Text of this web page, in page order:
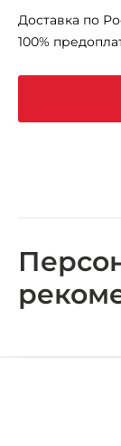
Доставка по
100%